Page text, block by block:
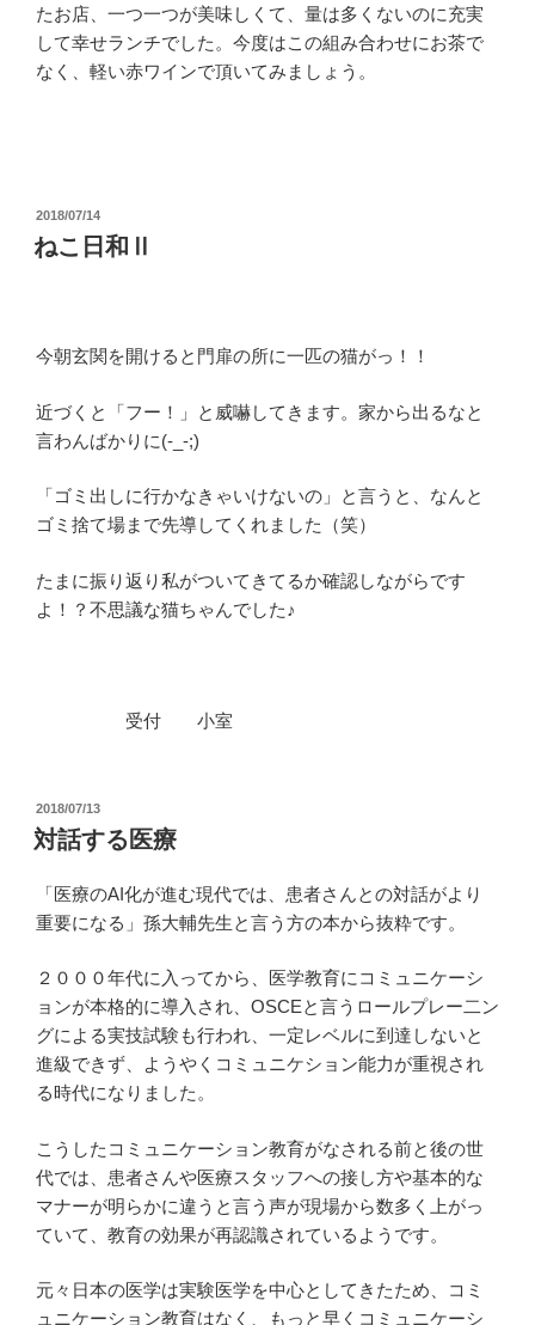
たお店、一つ一つが美味しくて、量は多くないのに充実
して幸せランチでした。今度はこの組み合わせにお茶で
なく、軽い赤ワインで頂いてみましょう。
投
稿
日:
2018/07/14
ねこ日和Ⅱ
今朝玄関を開けると門扉の所に一匹の猫がっ！！
近づくと「フー！」と威嚇してきます。家から出るなと
言わんばかりに(-_-;)
「ゴミ出しに行かなきゃいけないの」と言うと、なんと
ゴミ捨て場まで先導してくれました（笑）
たまに振り返り私がついてきてるか確認しながらです
よ！？不思議な猫ちゃんでした♪
受付 小室
投
稿
日:
2018/07/13
対話する医療
「医療のAI化が進む現代では、患者さんとの対話がより
重要になる」孫大輔先生と言う方の本から抜粋です。
２０００年代に入ってから、医学教育にコミュニケーシ
ョンが本格的に導入され、OSCEと言うロールプレー二ン
グによる実技試験も行われ、一定レベルに到達しないと
進級できず、ようやくコミュニケション能力が重視され
る時代になりました。
こうしたコミュニケーション教育がなされる前と後の世
代では、患者さんや医療スタッフへの接し方や基本的な
マナーが明らかに違うと言う声が現場から数多く上がっ
ていて、教育の効果が再認識されているようです。
元々日本の医学は実験医学を中心としてきたため、コミ
ュニケーション教育はなく、もっと早くコミュニケーシ